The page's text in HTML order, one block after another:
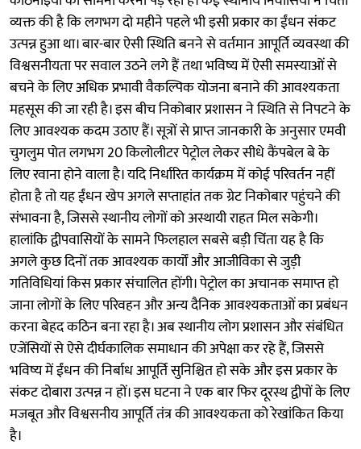
व्यक्त की है कि लगभग दो महीने पहले भी इसी प्रकार का ईंधन संकट
उत्पन्न हुआ था। बार-बार ऐसी स्थिति बनने से वर्तमान आपूर्ति व्यवस्था की
विश्वसनीयता पर सवाल उठने लगे हैं तथा भविष्य में ऐसी समस्याओं से
बचने के लिए अधिक प्रभावी वैकल्पिक योजना बनाने की आवश्यकता
महसूस की जा रही है। इस बीच निकोबार प्रशासन ने स्थिति से निपटने के
लिए आवश्यक कदम उठाए हैं। सूत्रों से प्राप्त जानकारी के अनुसार एमवी
चुगलुम पोत लगभग 20 किलोलीटर पेट्रोल लेकर सीधे कैंपबेल बे के
लिए रवाना होने वाला है। यदि निर्धारित कार्यक्रम में कोई परिवर्तन नहीं
होता है तो यह ईंधन खेप अगले सप्ताहांत तक ग्रेट निकोबार पहुंचने की
संभावना है, जिससे स्थानीय लोगों को अस्थायी राहत मिल सकेगी।
हालांकि द्वीपवासियों के सामने फिलहाल सबसे बड़ी चिंता यह है कि
अगले कुछ दिनों तक आवश्यक कार्यों और आजीविका से जुड़ी
गतिविधियां किस प्रकार संचालित होंगी। पेट्रोल का अचानक समाप्त हो
जाना लोगों के लिए परिवहन और अन्य दैनिक आवश्यकताओं का प्रबंधन
करना बेहद कठिन बना रहा है। अब स्थानीय लोग प्रशासन और संबंधित
एजेंसियों से ऐसे दीर्घकालिक समाधान की अपेक्षा कर रहे हैं, जिससे
भविष्य में ईंधन की निर्बाध आपूर्ति सुनिश्चित हो सके और इस प्रकार के
संकट दोबारा उत्पन्न न हों। इस घटना ने एक बार फिर दूरस्थ द्वीपों के लिए
मजबूत और विश्वसनीय आपूर्ति तंत्र की आवश्यकता को रेखांकित किया
है।